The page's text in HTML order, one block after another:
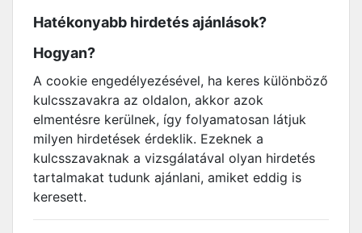
Hatékonyabb hirdetés ajánlások?
Hogyan?
A cookie engedélyezésével, ha keres különböző
kulcsszavakra az oldalon, akkor azok
elmentésre kerülnek, így folyamatosan látjuk
milyen hirdetések érdeklik. Ezeknek a
kulcsszavaknak a vizsgálatával olyan hirdetés
tartalmakat tudunk ajánlani, amiket eddig is
keresett.